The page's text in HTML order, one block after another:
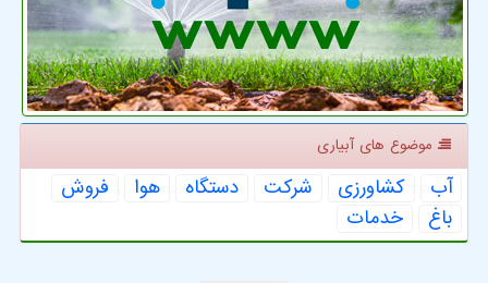
موضوع های آبیاری
آب كشاورزی شركت دستگاه هوا
فروش
باغ
خدمات